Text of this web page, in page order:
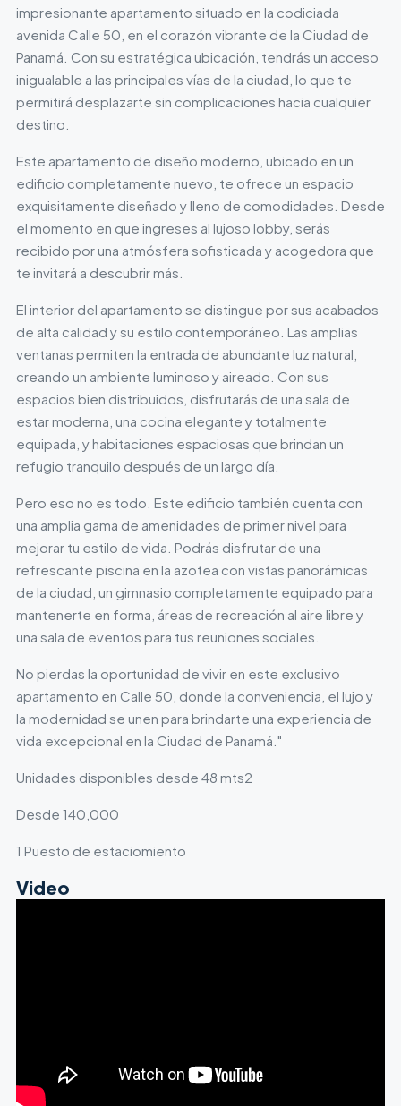
impresionante apartamento situado en la codiciada
avenida Calle 50, en el corazón vibrante de la Ciudad de
Panamá. Con su estratégica ubicación, tendrás un acceso
inigualable a las principales vías de la ciudad, lo que te
permitirá desplazarte sin complicaciones hacia cualquier
destino.
Este apartamento de diseño moderno, ubicado en un
edificio completamente nuevo, te ofrece un espacio
exquisitamente diseñado y lleno de comodidades. Desde
el momento en que ingreses al lujoso lobby, serás
recibido por una atmósfera sofisticada y acogedora que
te invitará a descubrir más.
El interior del apartamento se distingue por sus acabados
de alta calidad y su estilo contemporáneo. Las amplias
ventanas permiten la entrada de abundante luz natural,
creando un ambiente luminoso y aireado. Con sus
espacios bien distribuidos, disfrutarás de una sala de
estar moderna, una cocina elegante y totalmente
equipada, y habitaciones espaciosas que brindan un
refugio tranquilo después de un largo día.
Pero eso no es todo. Este edificio también cuenta con
una amplia gama de amenidades de primer nivel para
mejorar tu estilo de vida. Podrás disfrutar de una
refrescante piscina en la azotea con vistas panorámicas
de la ciudad, un gimnasio completamente equipado para
mantenerte en forma, áreas de recreación al aire libre y
una sala de eventos para tus reuniones sociales.
No pierdas la oportunidad de vivir en este exclusivo
apartamento en Calle 50, donde la conveniencia, el lujo y
la modernidad se unen para brindarte una experiencia de
vida excepcional en la Ciudad de Panamá."
Unidades disponibles desde 48 mts2
Desde 140,000
1 Puesto de estaciomiento
Video